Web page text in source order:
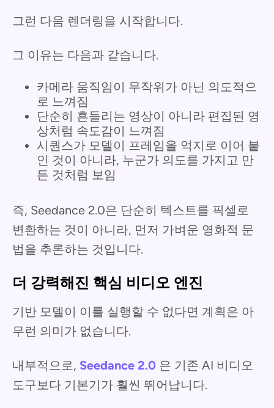
그런 다음 렌더링을 시작합니다.
그 이유는 다음과 같습니다.
카메라 움직임이 무작위가 아닌 의도적으
로 느껴짐
단순히 흔들리는 영상이 아니라 편집된 영
상처럼 속도감이 느껴짐
시퀀스가 모델이 프레임을 억지로 이어 붙
인 것이 아니라, 누군가 의도를 가지고 만
든 것처럼 보임
즉, Seedance 2.0은 단순히 텍스트를 픽셀로
변환하는 것이 아니라, 먼저 가벼운 영화적 문
법을 추론하는 것입니다.
더 강력해진 핵심 비디오 엔진
기반 모델이 이를 실행할 수 없다면 계획은 아
무런 의미가 없습니다.
내부적으로, Seedance 2.0 은 기존 AI 비디오
도구보다 기본기가 훨씬 뛰어납니다.